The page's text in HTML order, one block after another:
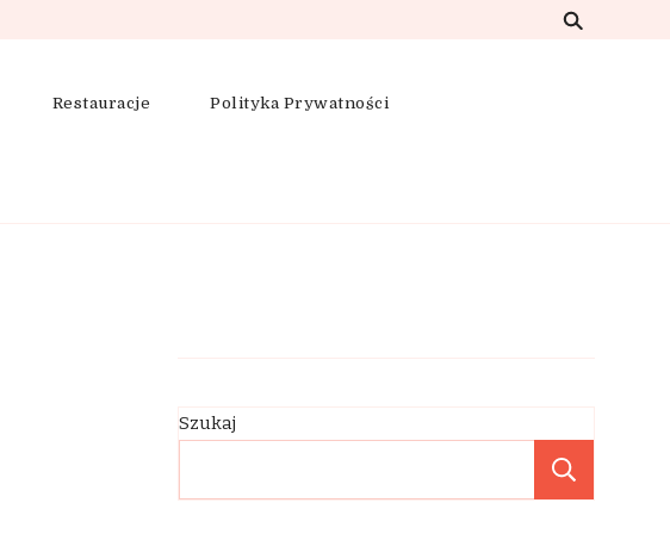
Restauracje Polityka Prywatności
Szukaj